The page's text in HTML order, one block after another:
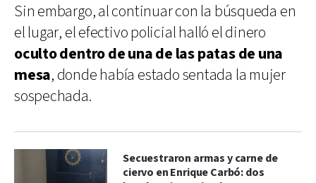
Sin embargo, al continuar con la búsqueda en
el lugar, el efectivo policial halló el dinero
oculto dentro de una de las patas de una
mesa, donde había estado sentada la mujer
sospechada.
Secuestraron armas y carne de
ciervo en Enrique Carbó: dos